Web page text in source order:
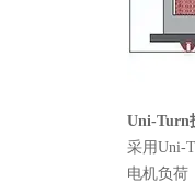
Uni-Turn
采用Uni-
电机负荷